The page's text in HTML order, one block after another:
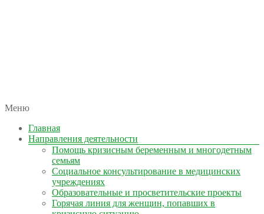
КОЛЫМА — ЗА ЖИЗНЬ
автономная некоммерческая организация
Меню
Главная
Направления деятельности
Помощь кризисным беременным и многодетным
семьям
Социальное консультирование в медицинских
учреждениях
Образовательные и просветительские проекты
Горячая линия для женщин, попавших в